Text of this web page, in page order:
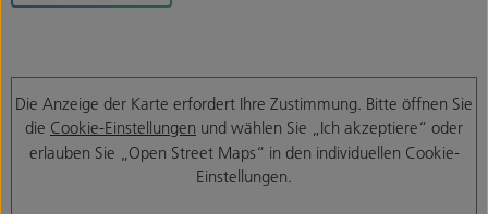
Die Anzeige der Karte erfordert Ihre Zustimmung. Bitte öffnen Sie
die Cookie-Einstellungen und wählen Sie „Ich akzeptiere“ oder
erlauben Sie „Open Street Maps“ in den individuellen Cookie-
Einstellungen.